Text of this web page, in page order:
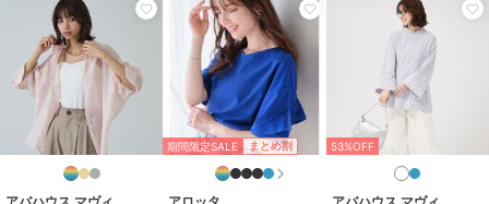
期間限定SALE まとめ割 53%OFF